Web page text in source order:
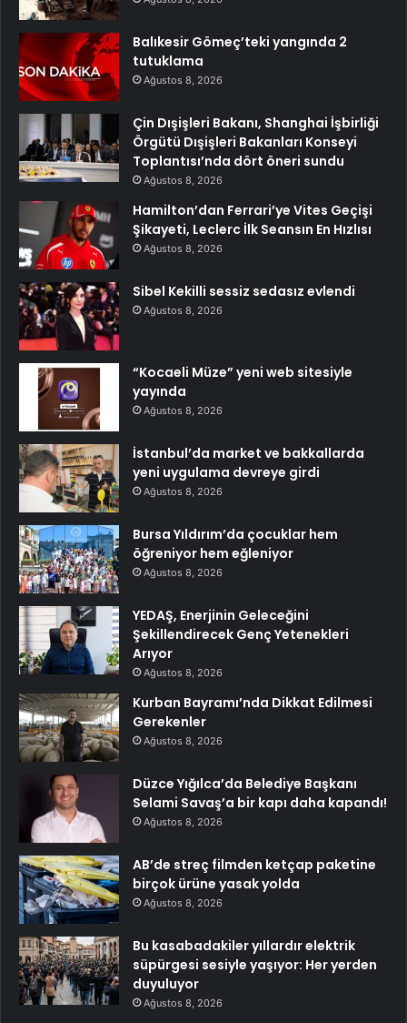
Balıkesir Gömeç’teki yangında 2
tutuklama
Ağustos 8, 2026
Çin Dışişleri Bakanı, Shanghai İşbirliği
Örgütü Dışişleri Bakanları Konseyi
Toplantısı’nda dört öneri sundu
Ağustos 8, 2026
Hamilton’dan Ferrari’ye Vites Geçişi
Şikayeti, Leclerc İlk Seansın En Hızlısı
Ağustos 8, 2026
Sibel Kekilli sessiz sedasız evlendi
Ağustos 8, 2026
“Kocaeli Müze” yeni web sitesiyle
yayında
Ağustos 8, 2026
İstanbul’da market ve bakkallarda
yeni uygulama devreye girdi
Ağustos 8, 2026
Bursa Yıldırım’da çocuklar hem
öğreniyor hem eğleniyor
Ağustos 8, 2026
YEDAŞ, Enerjinin Geleceğini
Şekillendirecek Genç Yetenekleri
Arıyor
Ağustos 8, 2026
Kurban Bayramı’nda Dikkat Edilmesi
Gerekenler
Ağustos 8, 2026
Düzce Yığılca’da Belediye Başkanı
Selami Savaş’a bir kapı daha kapandı!
Ağustos 8, 2026
AB’de streç filmden ketçap paketine
birçok ürüne yasak yolda
Ağustos 8, 2026
Bu kasabadakiler yıllardır elektrik
süpürgesi sesiyle yaşıyor: Her yerden
duyuluyor
Ağustos 8, 2026